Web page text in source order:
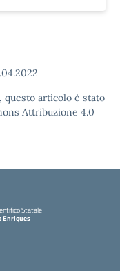
questo articolo è stato
Attribuzione 4.0
Statale
Enriques